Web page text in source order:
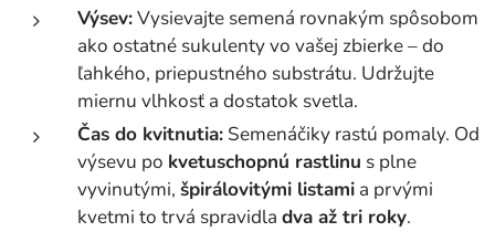
Výsev:Vysievajte semená rovnakým spôsobom
ako ostatné sukulenty vo vašej zbierke – do
ľahkého, priepustného substrátu. Udržujte
miernu vlhkosť a dostatok svetla.
Čas do kvitnutia: Semenáčiky rastú pomaly. Od
výsevu po kvetuschopnú rastlinu s plne
vyvinutými, špirálovitými listami a prvými
kvetmi to trvá spravidla dva až tri roky.